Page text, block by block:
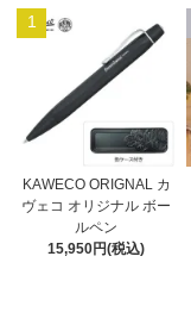
1
KAWECO ORIGNAL カ
ヴェコ オリジナル ボー
ルペン
15,950円(税込)